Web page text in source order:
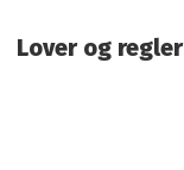
Lover og regler